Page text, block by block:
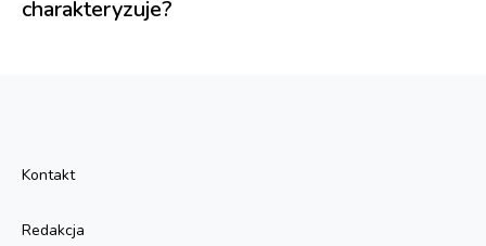
charakteryzuje?
Kontakt
Redakcja